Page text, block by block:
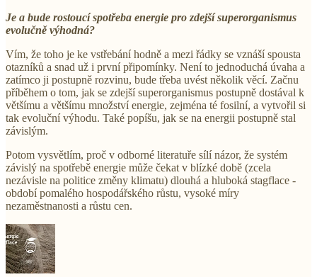
Je a bude rostoucí spotřeba energie pro zdejší superorganismus
evolučně výhodná?
Vím, že toho je ke vstřebání hodně a mezi řádky se vznáší spousta
otazníků a snad už i první připomínky. Není to jednoduchá úvaha a
zatímco ji postupně rozvinu, bude třeba uvést několik věcí. Začnu
příběhem o tom, jak se zdejší superorganismus postupně dostával k
většímu a většímu množství energie, zejména té fosilní, a vytvořil si
tak evoluční výhodu. Také popíšu, jak se na energii postupně stal
závislým.
Potom vysvětlím, proč v odborné literatuře sílí názor, že systém
závislý na spotřebě energie může čekat v blízké době (zcela
nezávisle na politice změny klimatu) dlouhá a hluboká stagflace -
období pomalého hospodářského růstu, vysoké míry
nezaměstnanosti a růstu cen.